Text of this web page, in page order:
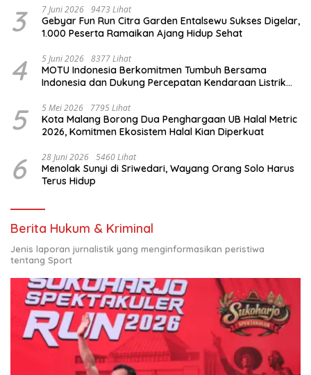
3 7 Juni 2026 9473 Lihat
Gebyar Fun Run Citra Garden Entalsewu Sukses Digelar,
1.000 Peserta Ramaikan Ajang Hidup Sehat
4 5 Juni 2026 8377 Lihat
MOTU Indonesia Berkomitmen Tumbuh Bersama
Indonesia dan Dukung Percepatan Kendaraan Listrik
5 5 Mei 2026 7795 Lihat
Kota Malang Borong Dua Penghargaan UB Halal Metric
2026, Komitmen Ekosistem Halal Kian Diperkuat
6 28 Juni 2026 5460 Lihat
Menolak Sunyi di Sriwedari, Wayang Orang Solo Harus
Terus Hidup
Berita Hukum & Kriminal
Jenis laporan jurnalistik yang menginformasikan peristiwa
tentang Sport